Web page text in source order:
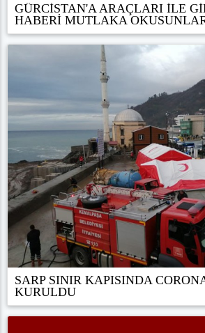
GÜRCİSTAN'A ARAÇLARI İLE
HABERİ MUTLAKA
SARP SINIR KAPISINDA
KURULDU